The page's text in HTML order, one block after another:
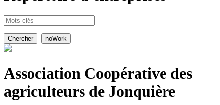
Association Coopérative des
agriculteurs de Jonquière